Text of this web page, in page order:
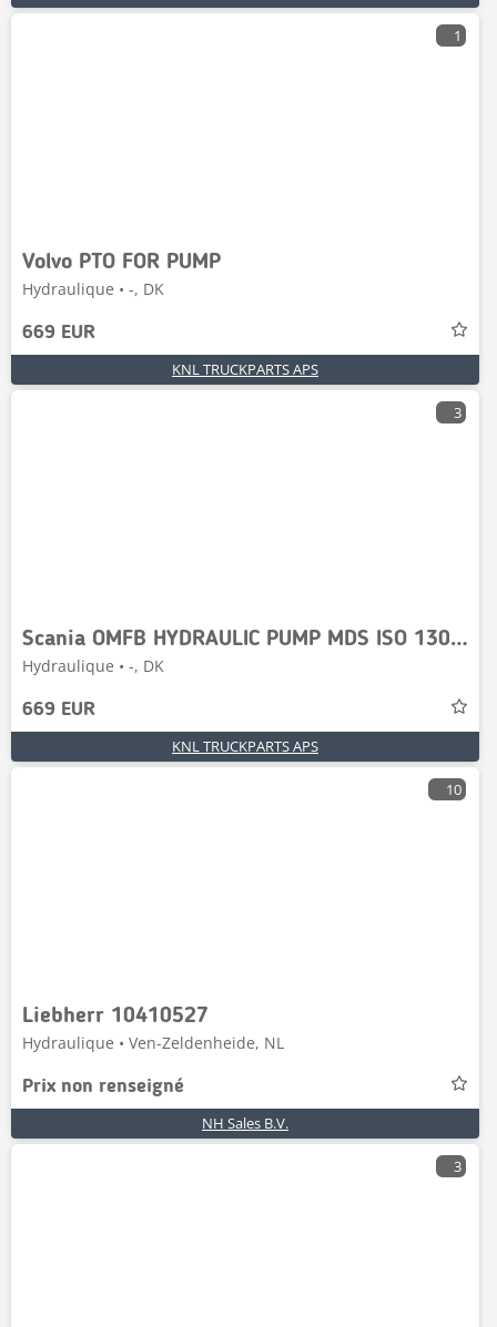
1
Volvo PTO FOR PUMP
Hydraulique • -, DK
669 EUR
KNL TRUCKPARTS APS
3
Scania OMFB HYDRAULIC PUMP MDS ISO 130 D(R)
Hydraulique • -, DK
669 EUR
KNL TRUCKPARTS APS
10
Liebherr 10410527
Hydraulique • Ven-Zeldenheide, NL
Prix non renseigné
NH Sales B.V.
3